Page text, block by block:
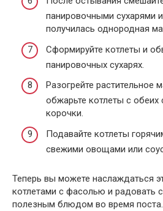
панировочными сухарями
получилась однородная
Сформируйте котлеты и
панировочных сухарях.
Разогрейте растительное
обжарьте котлеты с обеих
корочки.
Подавайте котлеты
свежими овощами или
Теперь вы можете наслаждаться
котлетами с фасолью и радовать
полезным блюдом во время поста.